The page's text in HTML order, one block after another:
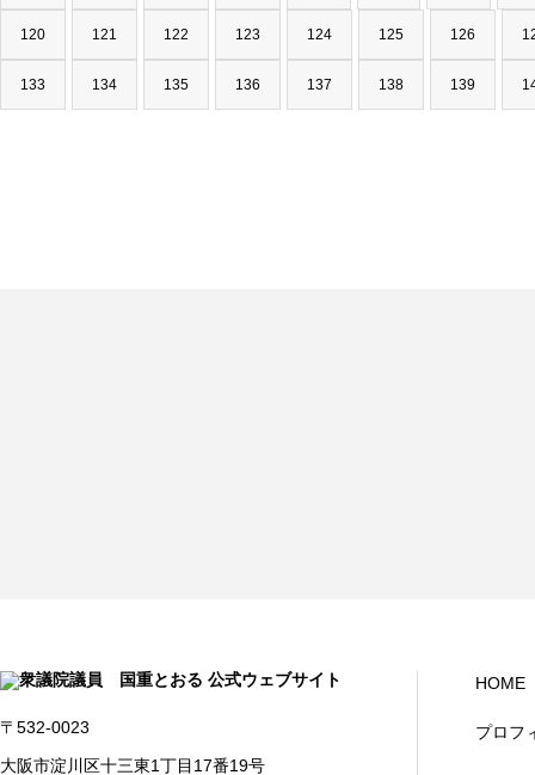
120 121 122 123 124 125 126
133 134 135 136 137 138 139
〒532-0023
大阪市淀川区十三東1丁目17番19号
HOME
プロフ